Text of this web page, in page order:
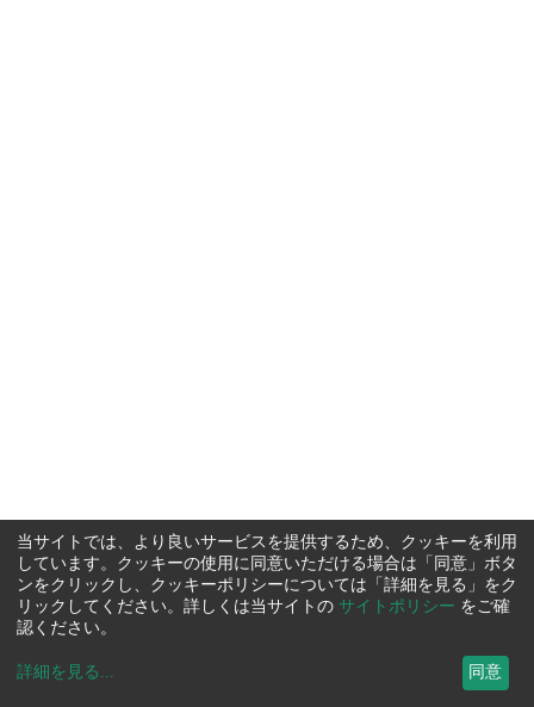
当サイトでは、より良いサービスを提供するため、クッキーを利用
しています。クッキーの使用に同意いただける場合は「同意」ボタ
ンをクリックし、クッキーポリシーについては「詳細を見る」をク
リックしてください。詳しくは当サイトの サイトポリシー をご確
認ください。
詳細を見る ... 同意